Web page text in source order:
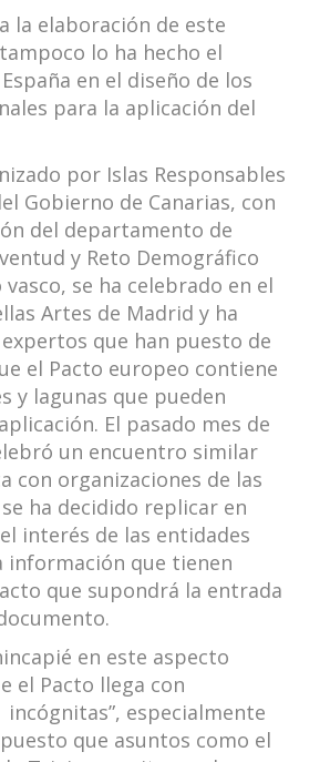
la elaboración de este
lo ha hecho el
en el diseño de los
para la aplicación del
por Islas Responsables
Gobierno de Canarias, con
del departamento de
y Reto Demográfico
se ha celebrado en el
Artes de Madrid y ha
que han puesto de
el Pacto europeo contiene
y lagunas que pueden
El pasado mes de
un encuentro similar
con organizaciones de las
ha decidido replicar en
interés de las entidades
información que tienen
que supondrá la entrada
en este aspecto
el Pacto llega con
incógnitas”, especialmente
que asuntos como el